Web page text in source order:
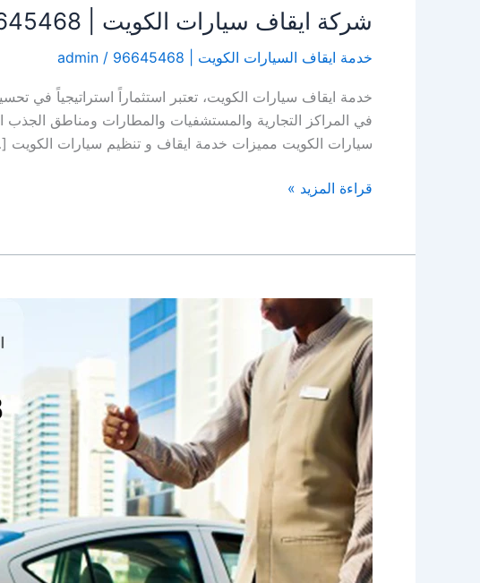
شركة ايقاف سيارات الكويت | 96645468| الاخوة للضيافة
خدمة ايقاف السيارات الكويت | 96645468 /
admin
خدمة ايقاف سيارات الكويت، تعتبر استثماراً استراتيجياً في
في المراكز التجارية والمستشفيات والمطارات ومناطق الجذب
سيارات الكويت مميزات خدمة ايقاف و تنظيم سيارات الكويت
قراءة المزيد »
خدمة
باركن
السيارات
الكويت
|
الاخوة
للضيافة